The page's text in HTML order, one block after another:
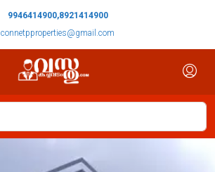
9946414900,8921414900
connetpproperties@gmail.com